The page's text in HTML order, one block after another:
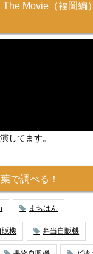
The Movie（福岡編
してます。
で調べる！
まちはん
販機 弁当自販機